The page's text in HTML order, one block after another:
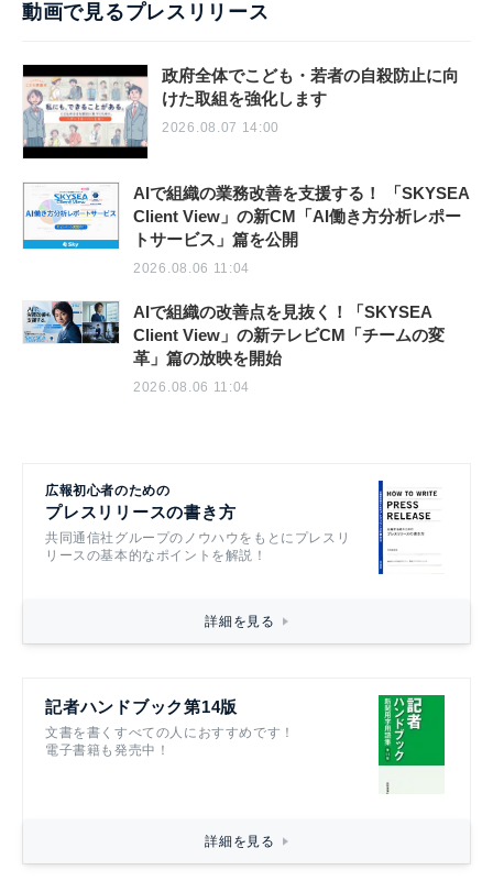
動画で見るプレスリリース
政府全体でこども・若者の自殺防止に向
けた取組を強化します
2026.08.07 14:00
AIで組織の業務改善を支援する！ 「SKYSEA
Client View」の新CM「AI働き方分析レポー
トサービス」篇を公開
2026.08.06 11:04
AIで組織の改善点を見抜く！「SKYSEA
Client View」の新テレビCM「チームの変
革」篇の放映を開始
2026.08.06 11:04
広報初心者のための
プレスリリースの書き方
共同通信社グループのノウハウをもとにプレスリ
リースの基本的なポイントを解説！
詳細を見る
記者ハンドブック第14版
文書を書くすべての人におすすめです！
電子書籍も発売中！
詳細を見る